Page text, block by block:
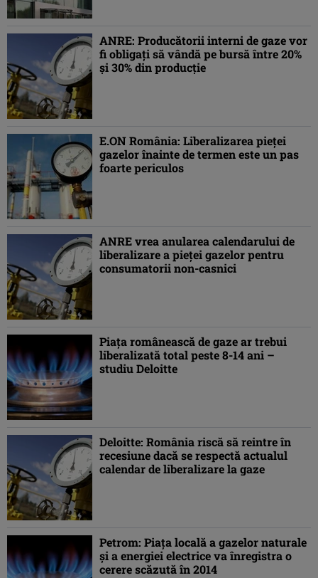
ANRE: Producătorii interni de gaze vor
fi obligaţi să vândă pe bursă între 20%
şi 30% din producţie
E.ON România: Liberalizarea pieţei
gazelor înainte de termen este un pas
foarte periculos
ANRE vrea anularea calendarului de
liberalizare a pieţei gazelor pentru
consumatorii non-casnici
Piaţa românească de gaze ar trebui
liberalizată total peste 8-14 ani –
studiu Deloitte
Deloitte: România riscă să reintre în
recesiune dacă se respectă actualul
calendar de liberalizare la gaze
Petrom: Piaţa locală a gazelor naturale
şi a energiei electrice va înregistra o
cerere scăzută în 2014